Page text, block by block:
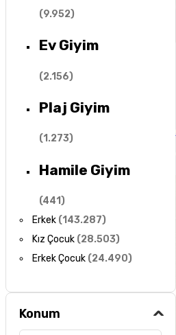
(9.952)
Ev Giyim
(2.156)
Plaj Giyim
(1.273)
Hamile Giyim
(441)
Erkek (143.287)
Kız Çocuk (28.503)
Erkek Çocuk (24.490)
Konum